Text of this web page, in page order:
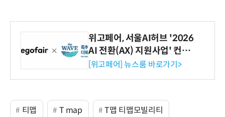
위고페어, 서울AI허브 '2026
AI 전환(AX) 지원사업' 컨소
시엄 선정
[위고페어] 뉴스룸 바로가기>
티맵 T map T맵 티맵모빌리티